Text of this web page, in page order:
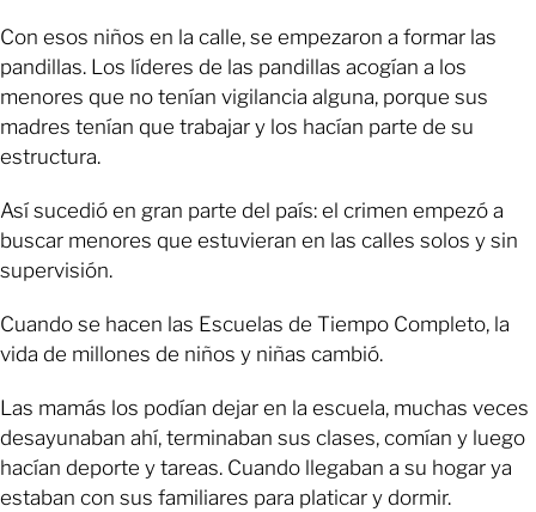
Con esos niños en la calle, se empezaron a formar las
pandillas. Los líderes de las pandillas acogían a los
menores que no tenían vigilancia alguna, porque sus
madres tenían que trabajar y los hacían parte de su
estructura.
Así sucedió en gran parte del país: el crimen empezó a
buscar menores que estuvieran en las calles solos y sin
supervisión.
Cuando se hacen las Escuelas de Tiempo Completo, la
vida de millones de niños y niñas cambió.
Las mamás los podían dejar en la escuela, muchas veces
desayunaban ahí, terminaban sus clases, comían y luego
hacían deporte y tareas. Cuando llegaban a su hogar ya
estaban con sus familiares para platicar y dormir.